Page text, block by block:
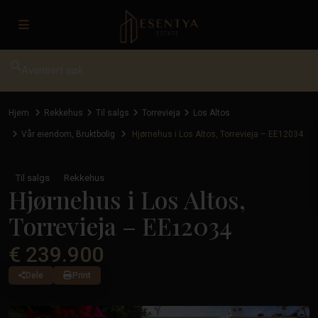
Hjem Rekkehus Til salgs Torrevieja Los Altos
Vår eiendom, Bruktbolig Hjørnehus i Los Altos, Torrevieja – EE12034
Til salgs Rekkehus
Hjørnehus i Los Altos,
Torrevieja – EE12034
€ 239.900
Dele Print